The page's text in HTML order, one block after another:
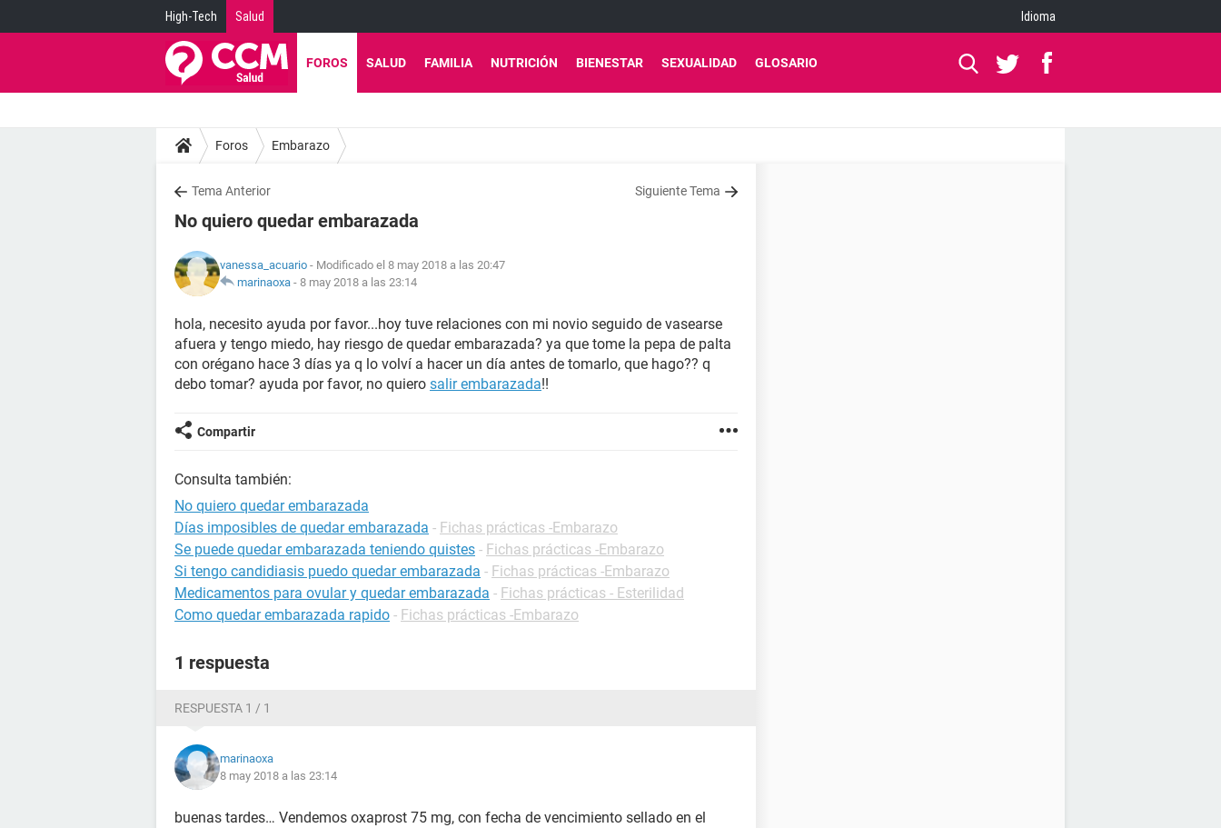
High-Tech Salud Idioma
FOROS SALUD FAMILIA NUTRICIÓN BIENESTAR SEXUALIDAD GLOSARIO
Foros Embarazo
Tema Anterior Siguiente Tema
No quiero quedar embarazada
vanessa_acuario - Modificado el 8 may 2018 a las 20:47
marinaoxa - 8 may 2018 a las 23:14
hola, necesito ayuda por favor...hoy tuve relaciones con mi novio seguido de vasearse
afuera y tengo miedo, hay riesgo de quedar embarazada? ya que tome la pepa de palta
con orégano hace 3 días ya q lo volví a hacer un día antes de tomarlo, que hago?? q
debo tomar? ayuda por favor, no quiero salir embarazada!!
Compartir
Consulta también:
No quiero quedar embarazada
Días imposibles de quedar embarazada - Fichas prácticas -Embarazo
Se puede quedar embarazada teniendo quistes - Fichas prácticas -Embarazo
Si tengo candidiasis puedo quedar embarazada - Fichas prácticas -Embarazo
Medicamentos para ovular y quedar embarazada - Fichas prácticas - Esterilidad
Como quedar embarazada rapido - Fichas prácticas -Embarazo
1 respuesta
RESPUESTA 1 / 1
marinaoxa
8 may 2018 a las 23:14
buenas tardes… Vendemos oxaprost 75 mg, con fecha de vencimiento sellado en el